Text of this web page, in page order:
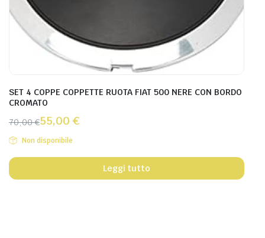
SET 4 COPPE COPPETTE RUOTA FIAT 500 NERE CON BORDO
CROMATO
70,00€55,00 €
Non disponibile
Leggi tutto